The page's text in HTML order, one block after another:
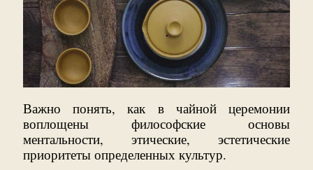
Важно понять, как в чайной церемонии
воплощены философские основы
ментальности, этические, эстетические
приоритеты определенных культур.